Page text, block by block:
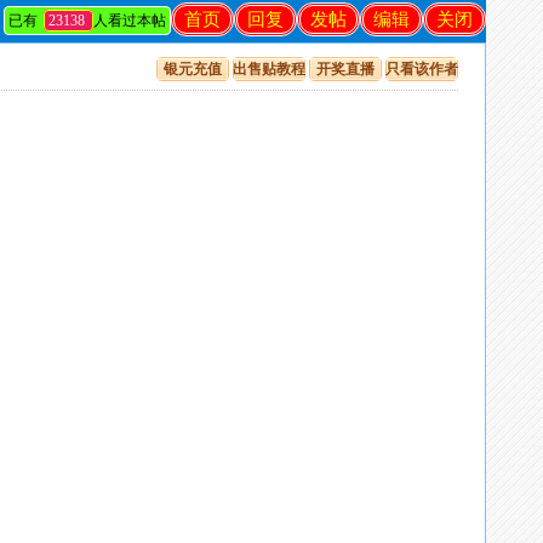
关闭
编辑
发帖
回复
首页
已有 23138 人看过本帖
银元充值 出售贴教程 开奖直播 只看该作者